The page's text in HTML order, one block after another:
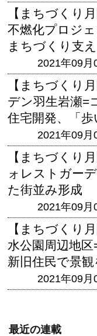
【まちづくり
不燃化プロジ
まちづくり支
2021年09月
【まちづくり
デン羽生岩瀬=
住宅開発、「
2021年09月
【まちづくり
ォレストガー
た街並み形成
2021年09月
【まちづくり
水公園周辺地区
新旧住民で景
2021年09月
最近の連載